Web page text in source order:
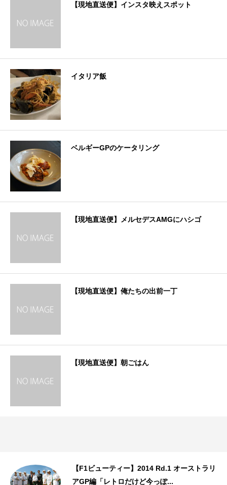
【現地直送便】インスタ映えスポット
イタリア飯
ベルギーGPのケータリング
【現地直送便】メルセデスAMGにハシゴ
【現地直送便】俺たちの出前一丁
【現地直送便】朝ごはん
【F1ビューティー】2014 Rd.1 オーストラリ
アGP編「レトロだけど今っぽ...